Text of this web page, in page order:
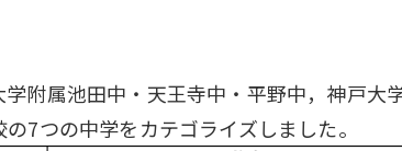
附属池田中・天王寺中・平野中，神戸大
7つの中学をカテゴライズしました。